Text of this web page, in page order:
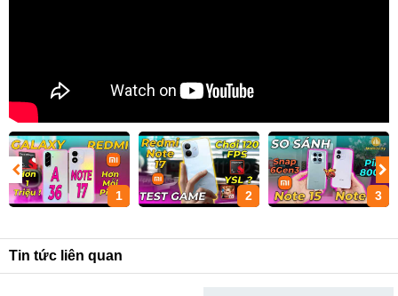
1 2 3
Tin tức liên quan